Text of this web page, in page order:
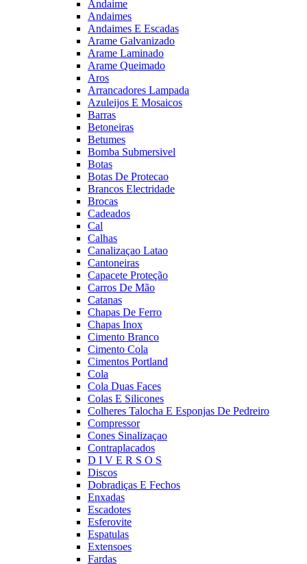
Andaime
Andaimes
Andaimes E Escadas
Arame Galvanizado
Arame Laminado
Arame Queimado
Aros
Arrancadores Lampada
Azuleijos E Mosaicos
Barras
Betoneiras
Betumes
Bomba Submersivel
Botas
Botas De Protecao
Brancos Electridade
Brocas
Cadeados
Cal
Calhas
Canalizaçao Latao
Cantoneiras
Capacete Proteção
Carros De Mão
Catanas
Chapas De Ferro
Chapas Inox
Cimento Branco
Cimento Cola
Cimentos Portland
Cola
Cola Duas Faces
Colas E Silicones
Colheres Talocha E Esponjas De Pedreiro
Compressor
Cones Sinalizaçao
Contraplacados
D I V E R S O S
Discos
Dobradiças E Fechos
Enxadas
Escadotes
Esferovite
Espatulas
Extensoes
Fardas